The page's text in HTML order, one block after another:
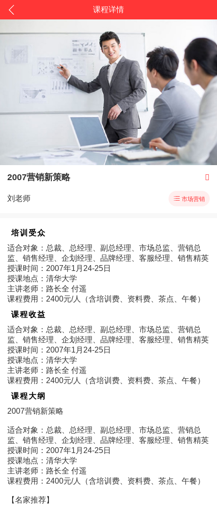
课程详情
2007营销新策略 
刘老师  市场营销
培训受众
适合对象：总裁、总经理、副总经理、市场总监、营销总
监、销售经理、企划经理、品牌经理、客服经理、销售精英
授课时间：2007年1月24-25日
授课地点：清华大学
主讲老师：路长全 付遥
课程费用：2400元/人（含培训费、资料费、茶点、午餐）
课程收益
适合对象：总裁、总经理、副总经理、市场总监、营销总
监、销售经理、企划经理、品牌经理、客服经理、销售精英
授课时间：2007年1月24-25日
授课地点：清华大学
主讲老师：路长全 付遥
课程费用：2400元/人（含培训费、资料费、茶点、午餐）
课程大纲
2007营销新策略
适合对象：总裁、总经理、副总经理、市场总监、营销总
监、销售经理、企划经理、品牌经理、客服经理、销售精英
授课时间：2007年1月24-25日
授课地点：清华大学
主讲老师：路长全 付遥
课程费用：2400元/人（含培训费、资料费、茶点、午餐）
【名家推荐】